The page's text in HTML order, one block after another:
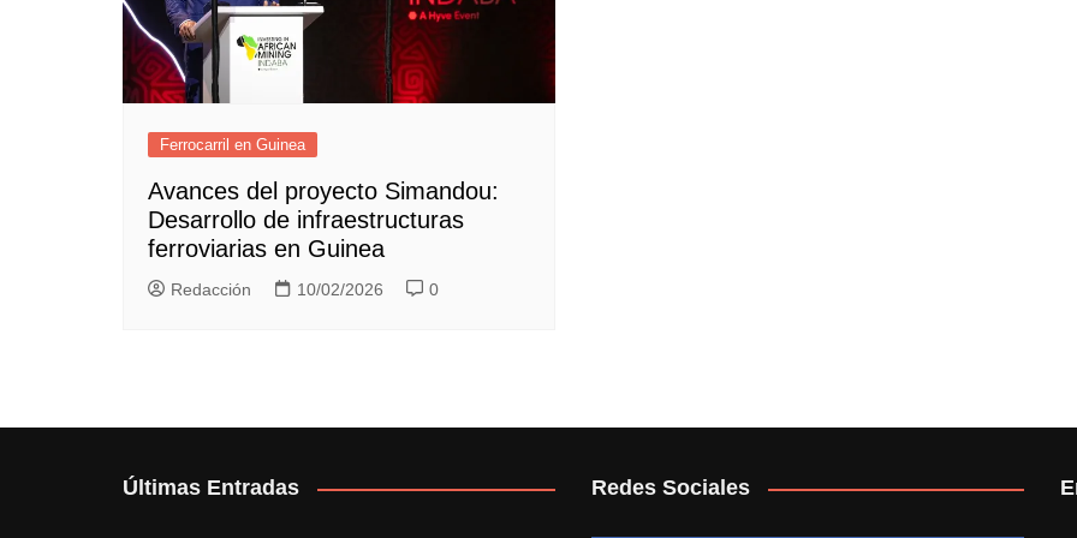
Ferrocarril en Guinea
Avances del proyecto Simandou:
Desarrollo de infraestructuras
ferroviarias en Guinea
Redacción 10/02/2026 0
Últimas Entradas Redes Sociales